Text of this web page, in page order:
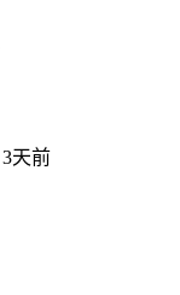
3天前